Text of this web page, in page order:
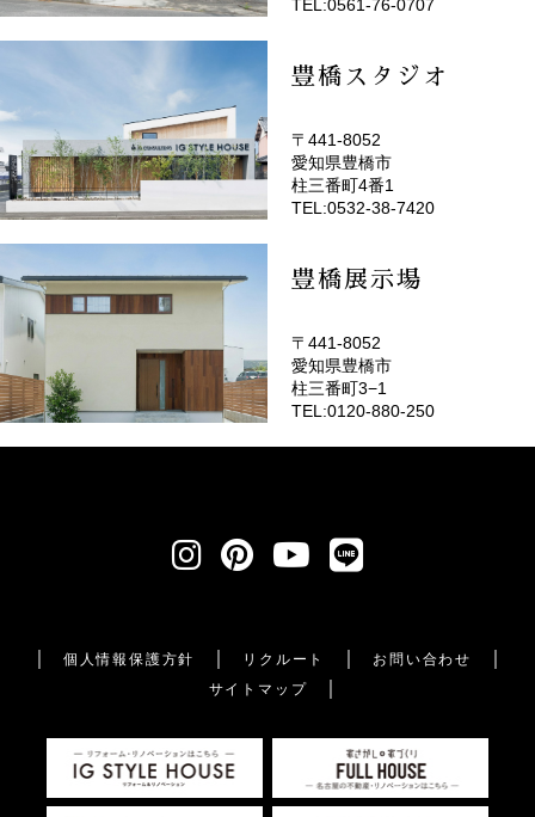
TEL:0561-76-0707
豊橋スタジオ
(EMOTOP豊橋)
〒441-8052
愛知県豊橋市
柱三番町4番1
TEL:0532-38-7420
豊橋展示場
〒441-8052
愛知県豊橋市
柱三番町3−1
TEL:0120-880-250
個人情報保護方針 リクルート
お問い合わせ
サイトマップ